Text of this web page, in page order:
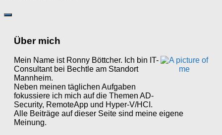
Über mich
Mein Name ist Ronny Böttcher. Ich bin IT-
Consultant bei Bechtle am Standort
Mannheim.
Neben meinen täglichen Aufgaben
fokussiere ich mich auf die Themen AD-
Security, RemoteApp und Hyper-V/HCI.
Alle Beiträge auf dieser Seite sind meine eigene
Meinung.